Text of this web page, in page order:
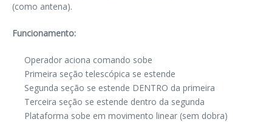
(como antena).
Funcionamento:
Operador aciona comando sobe
Primeira seção telescópica se estende
Segunda seção se estende DENTRO da primeira
Terceira seção se estende dentro da segunda
Plataforma sobe em movimento linear (sem dobra)